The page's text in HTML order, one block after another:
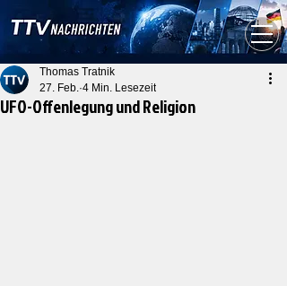
UFO-Offenlegung und Religion
Thomas Tratnik
27. Feb. 4 Min. Lesezeit